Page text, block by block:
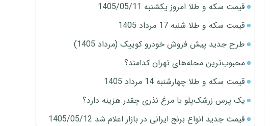
قیمت سکه و طلا امروز یکشنبه 1405/05/11
قیمت سکه و طلا شنبه 17 مرداد 1405
طرح جدید پیش فروش خودرو کوییک (مرداد 1405)
محبوب‌ترین محله‌های تهران کدامند؟
قیمت سکه و طلا چهارشنبه 14 مرداد 1405
یک پرس زرشک‌پلو با مرغ نذری چقدر هزینه دارد؟
قیمت جدید انواع برنج ایرانی در بازار اعلام شد 1405/05/12